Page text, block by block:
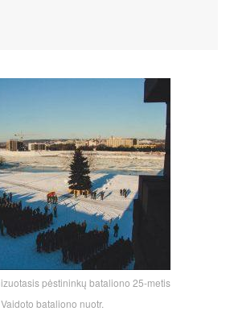
pėstininkų bataliono 25-metis
bataliono nuotr.